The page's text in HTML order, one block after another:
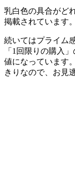
乳白色の具合がど
掲載されています。
続いてはプライム
「1回限りの購入
値になっています
きりなので、お見